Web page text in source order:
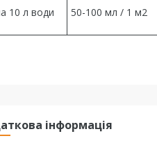
10 л води 50-100 мл / 1 м2
інформація